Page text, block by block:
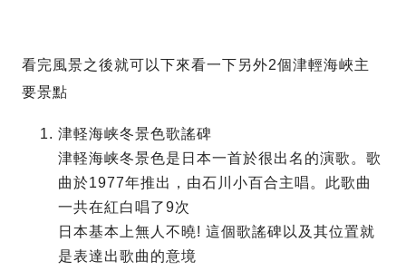
看完風景之後就可以下來看一下另外2個津輕海峽主
要景點
津軽海峡冬景色歌謠碑
津軽海峡冬景色是日本一首於很出名的演歌。歌
曲於1977年推出，由石川小百合主唱。此歌曲
一共在紅白唱了9次
日本基本上無人不曉! 這個歌謠碑以及其位置就
是表達出歌曲的意境